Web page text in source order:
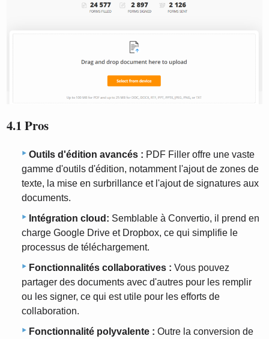
4.1 Pros
Outils d'édition avancés : PDF Filler offre une vaste
gamme d'outils d'édition, notamment l'ajout de zones de
texte, la mise en surbrillance et l'ajout de signatures aux
documents.
Intégration cloud: Semblable à Convertio, il prend en
charge Google Drive et Dropbox, ce qui simplifie le
processus de téléchargement.
Fonctionnalités collaboratives : Vous pouvez
partager des documents avec d'autres pour les remplir
ou les signer, ce qui est utile pour les efforts de
collaboration.
Fonctionnalité polyvalente : Outre la conversion de